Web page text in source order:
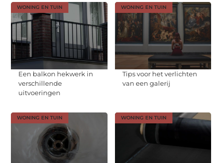
WONING EN TUIN
Een balkon hekwerk in
verschillende
uitvoeringen
WONING EN TUIN
Tips voor het verlichten
van een galerij
WONING EN TUIN WONING EN TUIN